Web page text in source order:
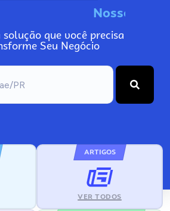
No
que você precisa
Seu Negócio
ARTIGOS
VER TODOS